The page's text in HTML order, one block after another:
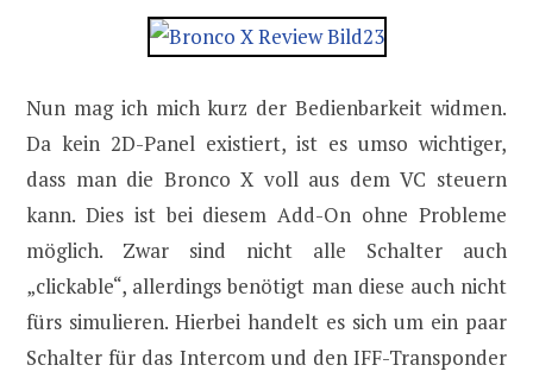
Nun mag ich mich kurz der Bedienbarkeit widmen.
Da kein 2D-Panel existiert, ist es umso wichtiger,
dass man die Bronco X voll aus dem VC steuern
kann. Dies ist bei diesem Add-On ohne Probleme
möglich. Zwar sind nicht alle Schalter auch
„clickable“, allerdings benötigt man diese auch nicht
fürs simulieren. Hierbei handelt es sich um ein paar
Schalter für das Intercom und den IFF-Transponder